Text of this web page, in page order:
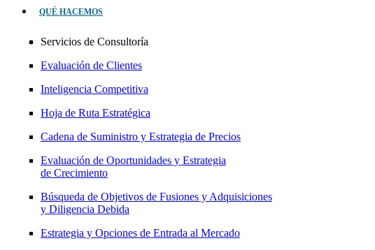
QUÉ HACEMOS
Servicios de Consultoría
Evaluación de Clientes
Inteligencia Competitiva
Hoja de Ruta Estratégica
Cadena de Suministro y Estrategia de Precios
Evaluación de Oportunidades y Estrategia
de Crecimiento
Búsqueda de Objetivos de Fusiones y Adquisiciones
y Diligencia Debida
Estrategia y Opciones de Entrada al Mercado